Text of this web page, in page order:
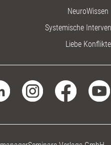
NeuroWissen
Systemische
Liebe Konflikte